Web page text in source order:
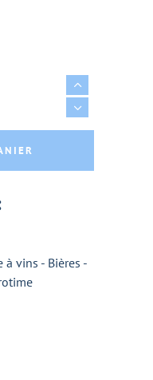
BRASSERIE LA
à vins - Bières -